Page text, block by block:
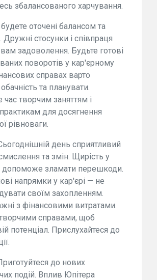
збалансованого харчування.
оточені балансом та
Дружні стосунки і співпраця
задоволення. Будьте готові
поворотів у кар'єрному
справах варто
та планувати.
час творчим заняттям і
для досягнення
рівноваги.
день сприятливий
та змін. Щирість у
допоможе зламати перешкоди.
напрямки у кар'єрі — не
своїм захопленням.
з фінансовими витратами.
справами, щоб
потенціал. Прислухайтеся до
до нових
подій. Вплив Юпітера